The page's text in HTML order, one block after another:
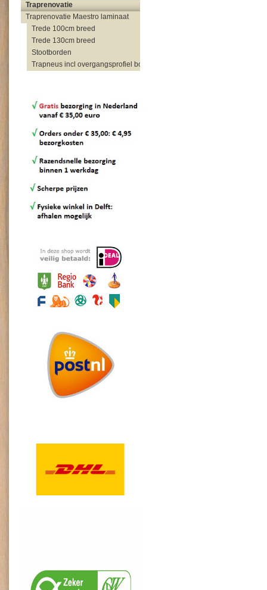
Traprenovatie
Traprenovatie Maestro laminaat
Trede 100cm breed
Trede 130cm breed
Stootborden
Trapneus incl overgangsprofiel bovenzijde trap